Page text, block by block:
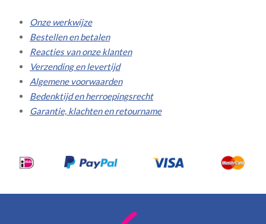
Onze werkwijze
Bestellen en betalen
Reacties van onze klanten
Verzending en levertijd
Algemene voorwaarden
Bedenktijd en herroepingsrecht
Garantie, klachten en retourname